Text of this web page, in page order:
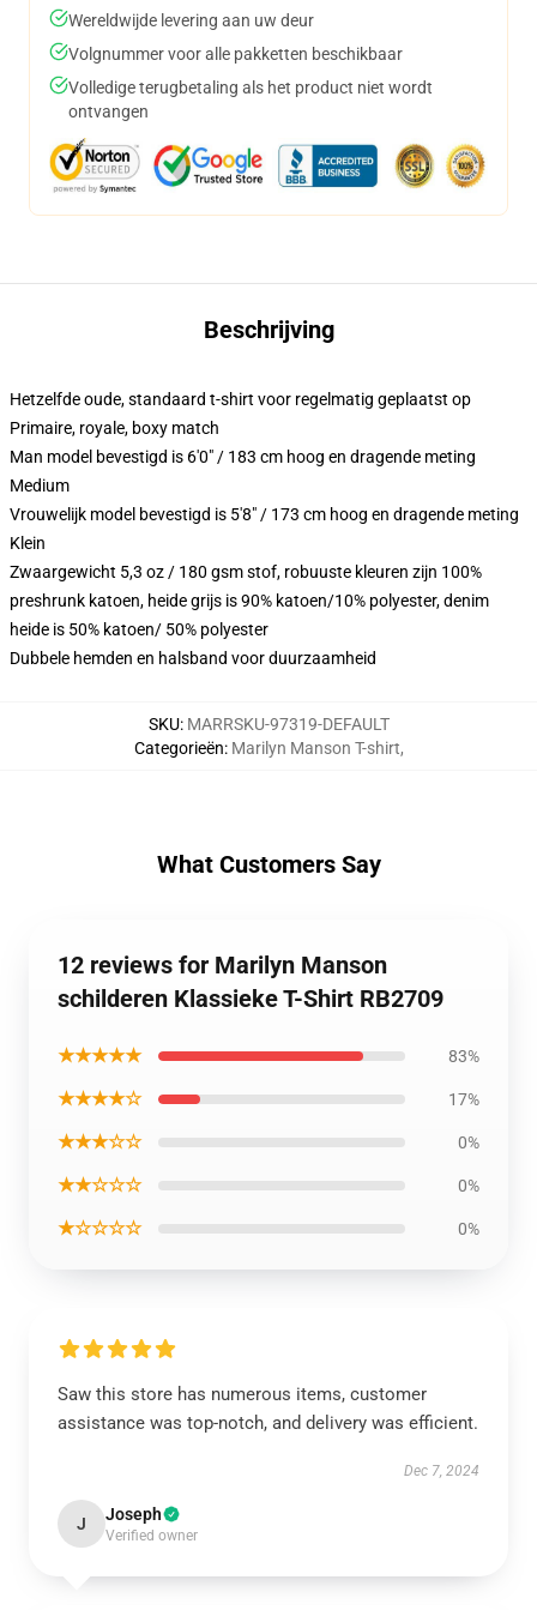
Wereldwijde levering aan uw deur
Volgnummer voor alle pakketten beschikbaar
Volledige terugbetaling als het product niet wordt
ontvangen
Beschrijving
Hetzelfde oude, standaard t-shirt voor regelmatig geplaatst op
Primaire, royale, boxy match
Man model bevestigd is 6'0" / 183 cm hoog en dragende meting
Medium
Vrouwelijk model bevestigd is 5'8" / 173 cm hoog en dragende meting
Klein
Zwaargewicht 5,3 oz / 180 gsm stof, robuuste kleuren zijn 100%
preshrunk katoen, heide grijs is 90% katoen/10% polyester, denim
heide is 50% katoen/ 50% polyester
Dubbele hemden en halsband voor duurzaamheid
SKU: MARRSKU-97319-DEFAULT
Categorieën: Marilyn Manson T-shirt,
What Customers Say
12 reviews for Marilyn Manson
schilderen Klassieke T-Shirt RB2709
★★★★★ 83%
★★★★☆ 17%
★★★☆☆ 0%
★★☆☆☆ 0%
★☆☆☆☆ 0%
Saw this store has numerous items, customer
assistance was top-notch, and delivery was efficient.
Dec 7, 2024
J Joseph
Verified owner